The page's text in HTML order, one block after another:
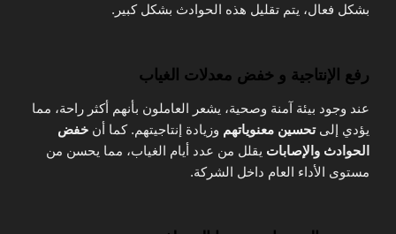
بشكل فعال، يتم تقليل هذه الحوادث بشكل كبير.
رفع الإنتاجية و خفض معدلات الغياب
عند وجود بيئة آمنة وصحية، يشعر العاملون بأنهم أكثر راحة، مما
يؤدي إلىتحسين معنوياتهم وزيادة إنتاجيتهم. كما أن خفض
الحوادث والإصابات يقلل من عدد أيام الغياب، مما يحسن من
مستوى الأداء العام داخل الشركة.